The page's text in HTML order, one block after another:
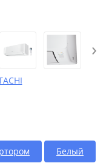
›
Белый